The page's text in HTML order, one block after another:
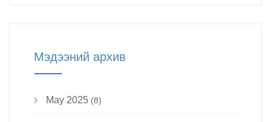
Мэдээний архив
May 2025 (8)